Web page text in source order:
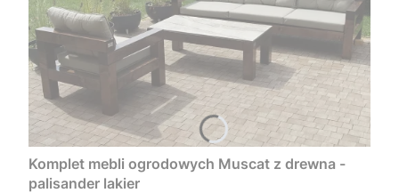
Komplet mebli ogrodowych Muscat z drewna -
palisander lakier